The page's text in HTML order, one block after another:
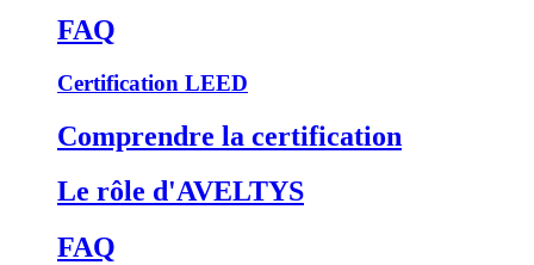
FAQ
Certification LEED
Comprendre la certification
Le rôle d'AVELTYS
FAQ